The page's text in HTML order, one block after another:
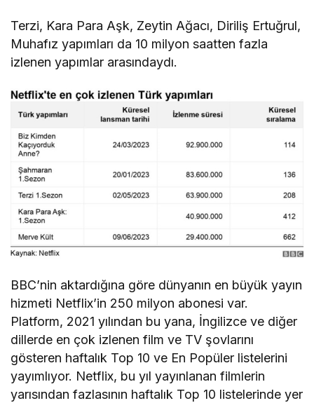
Terzi, Kara Para Aşk, Zeytin Ağacı, Diriliş Ertuğrul,
Muhafız yapımları da 10 milyon saatten fazla
izlenen yapımlar arasındaydı.
BBC’nin aktardığına göre dünyanın en büyük yayın
hizmeti Netflix’in 250 milyon abonesi var.
Platform, 2021 yılından bu yana, İngilizce ve diğer
dillerde en çok izlenen film ve TV şovlarını
gösteren haftalık Top 10 ve En Popüler listelerini
yayımlıyor. Netflix, bu yıl yayınlanan filmlerin
yarısından fazlasının haftalık Top 10 listelerinde yer